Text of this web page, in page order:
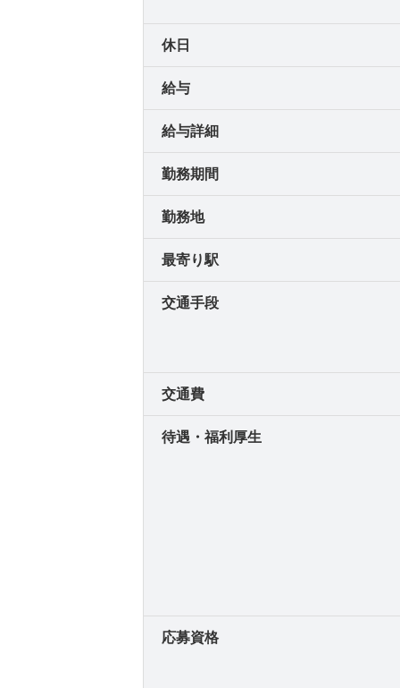
休日
給与
給与詳細
勤務期間
勤務地
最寄り駅
交通手段
交通費
待遇・福利厚生
応募資格